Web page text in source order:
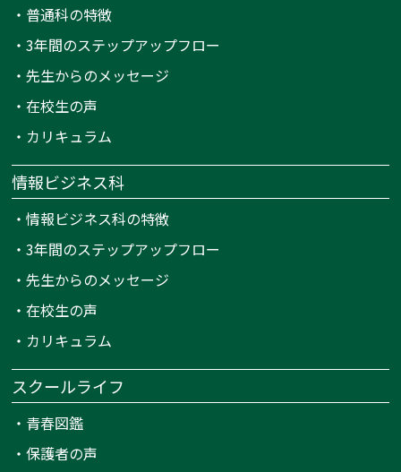
・ 普通科の特徴
・3年間のステップアップフロー
・先生からのメッセージ
・在校生の声
・ カリキュラム
情報ビジネス科
・情報ビジネス科の特徴
・3年間のステップアップフロー
・先生からのメッセージ
・在校生の声
・ カリキュラム
スクールライフ
・ 青春図鑑
・保護者の声